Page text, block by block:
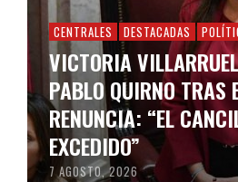
CENTRALES DESTACADAS
VICTORIA
PABLO QUIRNO TRAS
RENUNCIA: “EL
EXCEDIDO”
7 AGOSTO, 2026